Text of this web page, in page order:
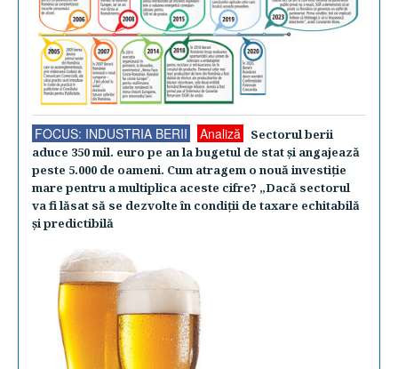
FOCUS: INDUSTRIA BERII Analiză
Sectorul berii
aduce 350 mil. euro pe an la bugetul de stat şi angajează
peste 5.000 de oameni. Cum atragem o nouă investiţie
mare pentru a multiplica aceste cifre? „Dacă sectorul
va fi lăsat să se dezvolte în condiţii de taxare echitabilă
şi predictibilă